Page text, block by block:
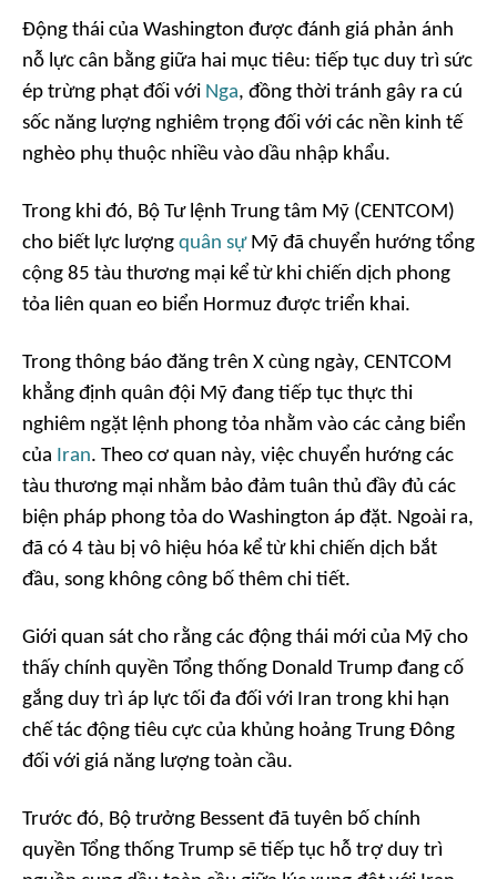
Động thái của Washington được đánh giá phản ánh
nỗ lực cân bằng giữa hai mục tiêu: tiếp tục duy trì sức
ép trừng phạt đối với Nga, đồng thời tránh gây ra cú
sốc năng lượng nghiêm trọng đối với các nền kinh tế
nghèo phụ thuộc nhiều vào dầu nhập khẩu.
Trong khi đó, Bộ Tư lệnh Trung tâm Mỹ (CENTCOM)
cho biết lực lượng quân sựMỹ đã chuyển hướng tổng
cộng 85 tàu thương mại kể từ khi chiến dịch phong
tỏa liên quan eo biển Hormuz được triển khai.
Trong thông báo đăng trên X cùng ngày, CENTCOM
khẳng định quân đội Mỹ đang tiếp tục thực thi
nghiêm ngặt lệnh phong tỏa nhằm vào các cảng biển
của Iran. Theo cơ quan này, việc chuyển hướng các
tàu thương mại nhằm bảo đảm tuân thủ đầy đủ các
biện pháp phong tỏa do Washington áp đặt. Ngoài ra,
đã có 4 tàu bị vô hiệu hóa kể từ khi chiến dịch bắt
đầu, song không công bố thêm chi tiết.
Giới quan sát cho rằng các động thái mới của Mỹ cho
thấy chính quyền Tổng thống Donald Trump đang cố
gắng duy trì áp lực tối đa đối với Iran trong khi hạn
chế tác động tiêu cực của khủng hoảng Trung Đông
đối với giá năng lượng toàn cầu.
Trước đó, Bộ trưởng Bessent đã tuyên bố chính
quyền Tổng thống Trump sẽ tiếp tục hỗ trợ duy trì